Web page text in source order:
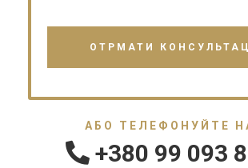
АБО ТЕЛЕФОНУЙТЕ
+380 99 093